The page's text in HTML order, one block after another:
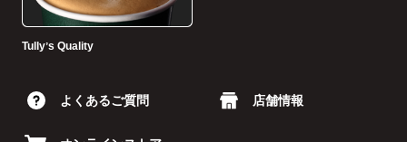
Tullyʼs Quality
よくあるご質問 店舗情報